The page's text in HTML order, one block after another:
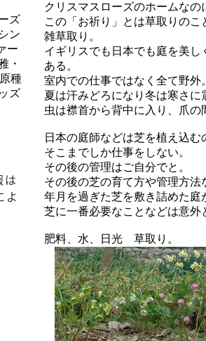
クリスマスローズのホームなの
この「お祈り」とは草取りのこ
雑草取り。
イギリスでも日本でも庭を美
ある。
室内での仕事ではなく全て野外。
夏は汗みどろになり冬は寒さに
虫は襟首から背中に入り、爪の
日本の庭師などは芝を植え込む
そこまでしか仕事をしない。
その後の管理はご自分でと。
その後の芝の育て方や管理方法
年月を過ぎた芝を敷き詰めた庭
芝に一番必要なことなどは意外
肥料、水、日光 草取り。
ズ
ン
ー
・
種
ズ
は
よ